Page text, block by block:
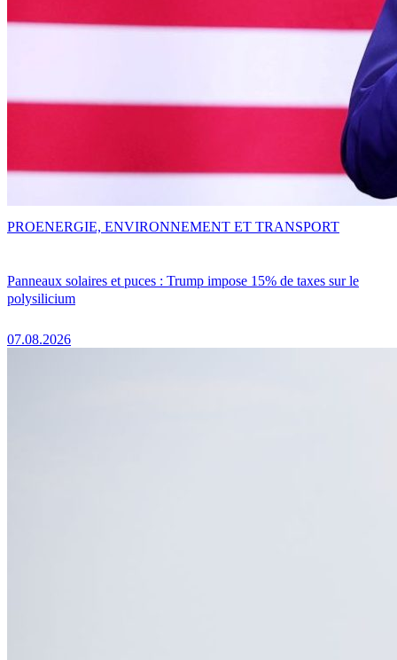
Panneaux solaires et puces : Trump impose 15% de taxes sur le
polysilicium
07.08.2026
PROENERGIE, ENVIRONNEMENT ET TRANSPORT